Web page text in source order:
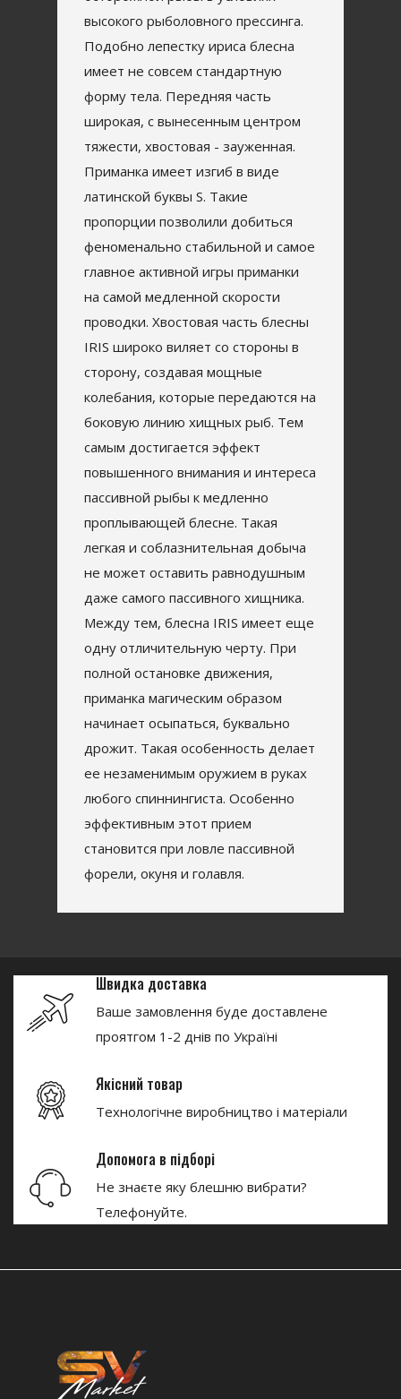
высокого рыболовного прессинга.
Подобно лепестку ириса блесна
имеет не совсем стандартную
форму тела. Передняя часть
широкая, с вынесенным центром
тяжести, хвостовая - зауженная.
Приманка имеет изгиб в виде
латинской буквы S. Такие
пропорции позволили добиться
феноменально стабильной и самое
главное активной игры приманки
на самой медленной скорости
проводки. Хвостовая часть блесны
IRIS широко виляет со стороны в
сторону, создавая мощные
колебания, которые передаются на
боковую линию хищных рыб. Тем
самым достигается эффект
повышенного внимания и интереса
пассивной рыбы к медленно
проплывающей блесне. Такая
легкая и соблазнительная добыча
не может оставить равнодушным
даже самого пассивного хищника.
Между тем, блесна IRIS имеет еще
одну отличительную черту. При
полной остановке движения,
приманка магическим образом
начинает осыпаться, буквально
дрожит. Такая особенность делает
ее незаменимым оружием в руках
любого спиннингиста. Особенно
эффективным этот прием
становится при ловле пассивной
форели, окуня и голавля.
Швидка доставка
Ваше замовлення буде доставлене
проятгом 1-2 днів по Україні
Якісний товар
Технологічне виробництво і матеріали
Допомога в підборі
Не знаєте яку блешню вибрати?
Телефонуйте.